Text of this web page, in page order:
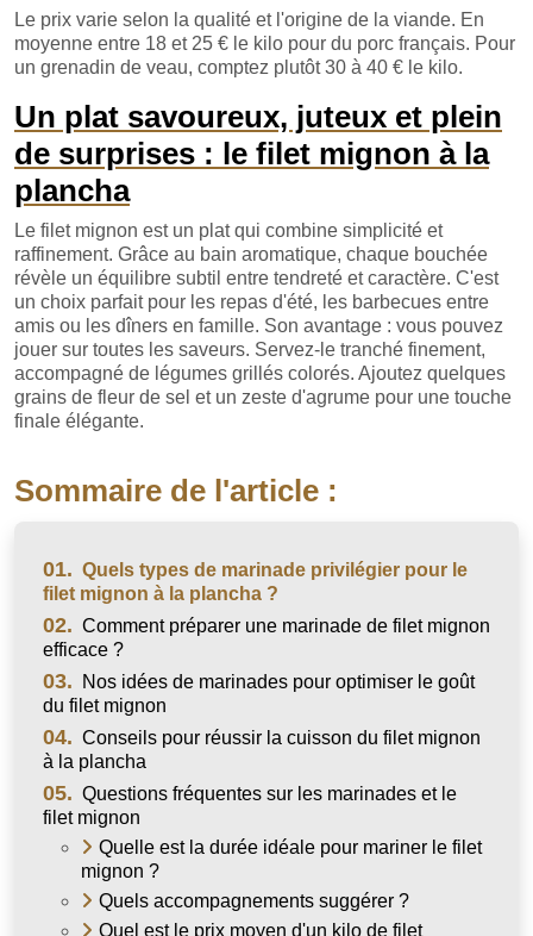
Le prix varie selon la qualité et l'origine de la viande. En
moyenne entre 18 et 25 € le kilo pour du porc français. Pour
un grenadin de veau, comptez plutôt 30 à 40 € le kilo.
Un plat savoureux, juteux et plein
de surprises : le filet mignon à la
plancha
Le filet mignon est un plat qui combine simplicité et
raffinement. Grâce au bain aromatique, chaque bouchée
révèle un équilibre subtil entre tendreté et caractère. C'est
un choix parfait pour les repas d'été, les barbecues entre
amis ou les dîners en famille. Son avantage : vous pouvez
jouer sur toutes les saveurs. Servez-le tranché finement,
accompagné de légumes grillés colorés. Ajoutez quelques
grains de fleur de sel et un zeste d'agrume pour une touche
finale élégante.
Sommaire de l'article :
01. Quels types de marinade privilégier pour le
filet mignon à la plancha ?
02. Comment préparer une marinade de filet mignon
efficace ?
03.
Nos idées de marinades pour optimiser le goût
du filet mignon
04. Conseils pour réussir la cuisson du filet mignon
à la plancha
05. Questions fréquentes sur les marinades et le
filet mignon
Quelle est la durée idéale pour mariner le filet
mignon ?
Quels accompagnements suggérer ?
Quel est le prix moyen d'un kilo de filet